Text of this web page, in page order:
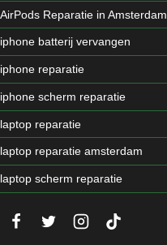
AirPods Reparatie in Amsterdam
iphone batterij vervangen
iphone reparatie
iphone scherm reparatie
laptop reparatie
laptop reparatie amsterdam
laptop scherm reparatie